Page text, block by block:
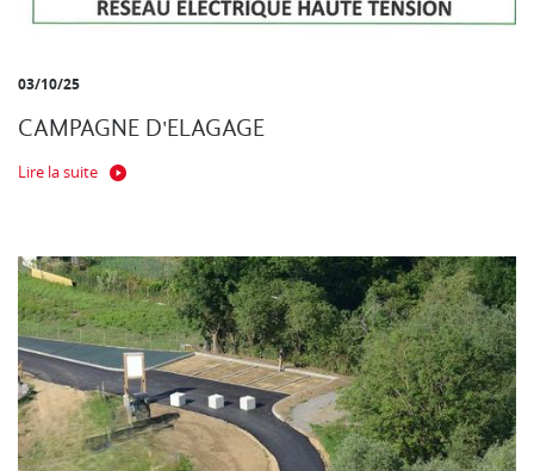
03/10/25
CAMPAGNE D'ELAGAGE
Lire la suite